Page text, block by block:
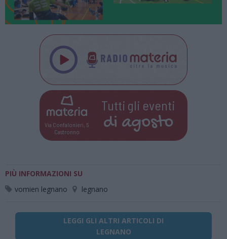
Via Confalonieri, 5
Castronno
Tutti gli eventi
di agosto
PIÙ INFORMAZIONI SU
vomien legnano
legnano
LEGGI GLI ALTRI ARTICOLI DI
LEGNANO